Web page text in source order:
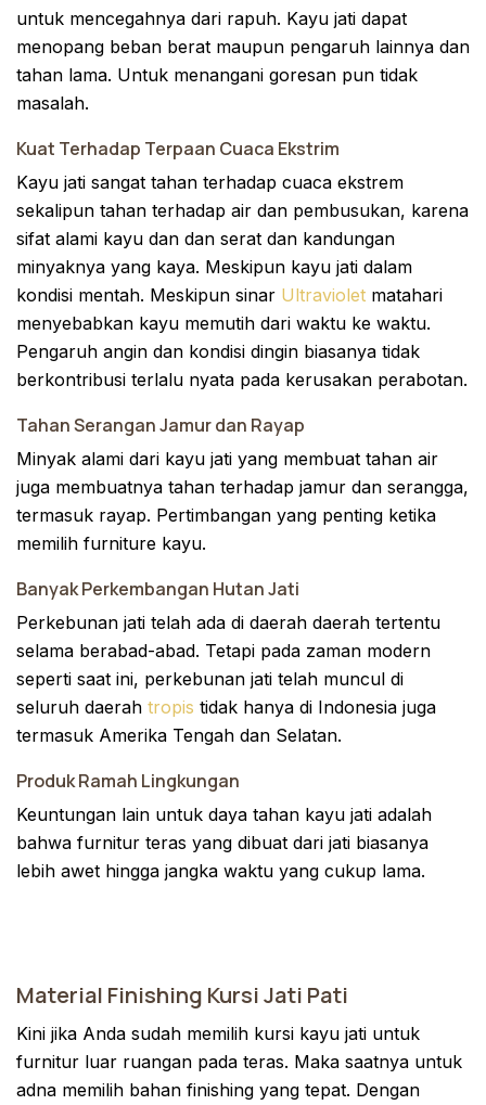
untuk mencegahnya dari rapuh. Kayu jati dapat
menopang beban berat maupun pengaruh lainnya dan
tahan lama. Untuk menangani goresan pun tidak
masalah.
Kuat Terhadap Terpaan Cuaca Ekstrim
Kayu jati sangat tahan terhadap cuaca ekstrem
sekalipun tahan terhadap air dan pembusukan, karena
sifat alami kayu dan dan serat dan kandungan
minyaknya yang kaya. Meskipun kayu jati dalam
kondisi mentah. Meskipun sinar Ultraviolet matahari
menyebabkan kayu memutih dari waktu ke waktu.
Pengaruh angin dan kondisi dingin biasanya tidak
berkontribusi terlalu nyata pada kerusakan perabotan.
Tahan Serangan Jamur dan Rayap
Minyak alami dari kayu jati yang membuat tahan air
juga membuatnya tahan terhadap jamur dan serangga,
termasuk rayap. Pertimbangan yang penting ketika
memilih furniture kayu.
Banyak Perkembangan Hutan Jati
Perkebunan jati telah ada di daerah daerah tertentu
selama berabad-abad. Tetapi pada zaman modern
seperti saat ini, perkebunan jati telah muncul di
seluruh daerah tropis tidak hanya di Indonesia juga
termasuk Amerika Tengah dan Selatan.
Produk Ramah Lingkungan
Keuntungan lain untuk daya tahan kayu jati adalah
bahwa furnitur teras yang dibuat dari jati biasanya
lebih awet hingga jangka waktu yang cukup lama.
Material Finishing Kursi Jati Pati
Kini jika Anda sudah memilih kursi kayu jati untuk
furnitur luar ruangan pada teras. Maka saatnya untuk
adna memilih bahan finishing yang tepat. Dengan